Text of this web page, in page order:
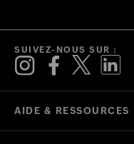
AIDE & RESSOURCES
SUIVEZ-NOUS SUR :